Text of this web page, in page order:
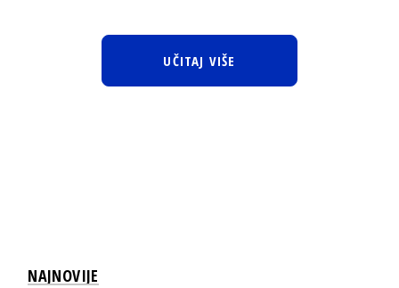
UČITAJ VIŠE
NAJNOVIJE